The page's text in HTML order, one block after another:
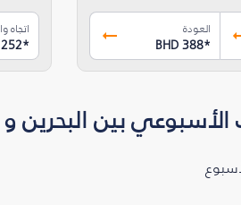
العودة
BHD 388*
اتجاه
*
الأسبوعي بين البحرين